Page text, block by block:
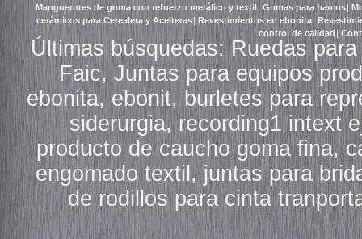
Manguerotes de goma con refuerzo metálico y textil| Gomas para barcos|
cerámicos para Cerealera y Aceiteras| Revestimientos en ebonita|
control de calidad |
Últimas búsquedas: Ruedas
Faic, Juntas para equipos
ebonita, ebonit, burletes para
siderurgia, recording1 intext
producto de caucho goma fina,
engomado textil, juntas para
de rodillos para cinta